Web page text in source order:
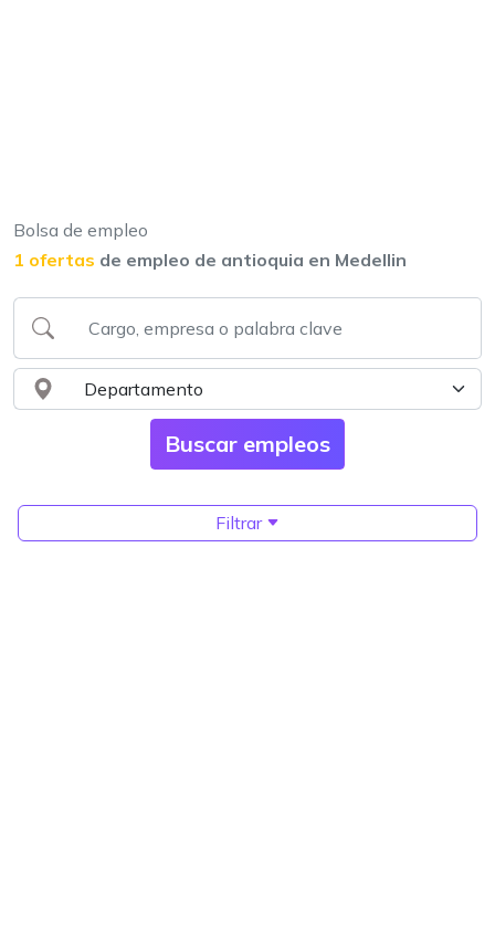
Bolsa de empleo
1 ofertas de empleo de antioquia en Medellin
Filtrar